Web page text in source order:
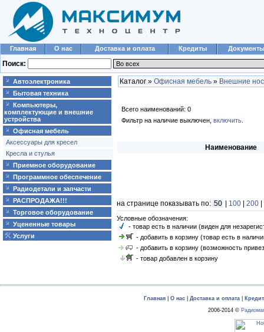
Главная О нас Доставка и оплата Кредиты Документы
Поиск:
Автоэлектроника
Бытовая техника
Компьютеры,
комплектующие и внешние
устройства
Офисная мебель
Аксессуары для кресел
Кресла и стулья
Приемное оборудование
Программное обеспечение
Радиодетали и запчасти
РАСПРОДАЖА!!!
Торговое оборудование
Уцененные товары
Услуги
Каталог » Офисная мебель » Внешние
Всего наименований: 0
Фильтр на наличие выключен, включить
Наименование
на странице показывать по: 50 100 200
Условные обозначения:
- товар есть в наличии (виден для
- добавить в корзину (товар есть в
- добавить в корзину (возможность
- товар добавлен в корзину
Главная О нас Доставка и оплата
2006-2014 ©